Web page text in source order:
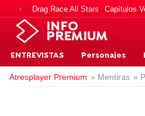
Drag Race All Stars Capítulos
INFO
PREMIUM
ENTREVISTAS Personajes
Atresplayer Premium » Mentiras »